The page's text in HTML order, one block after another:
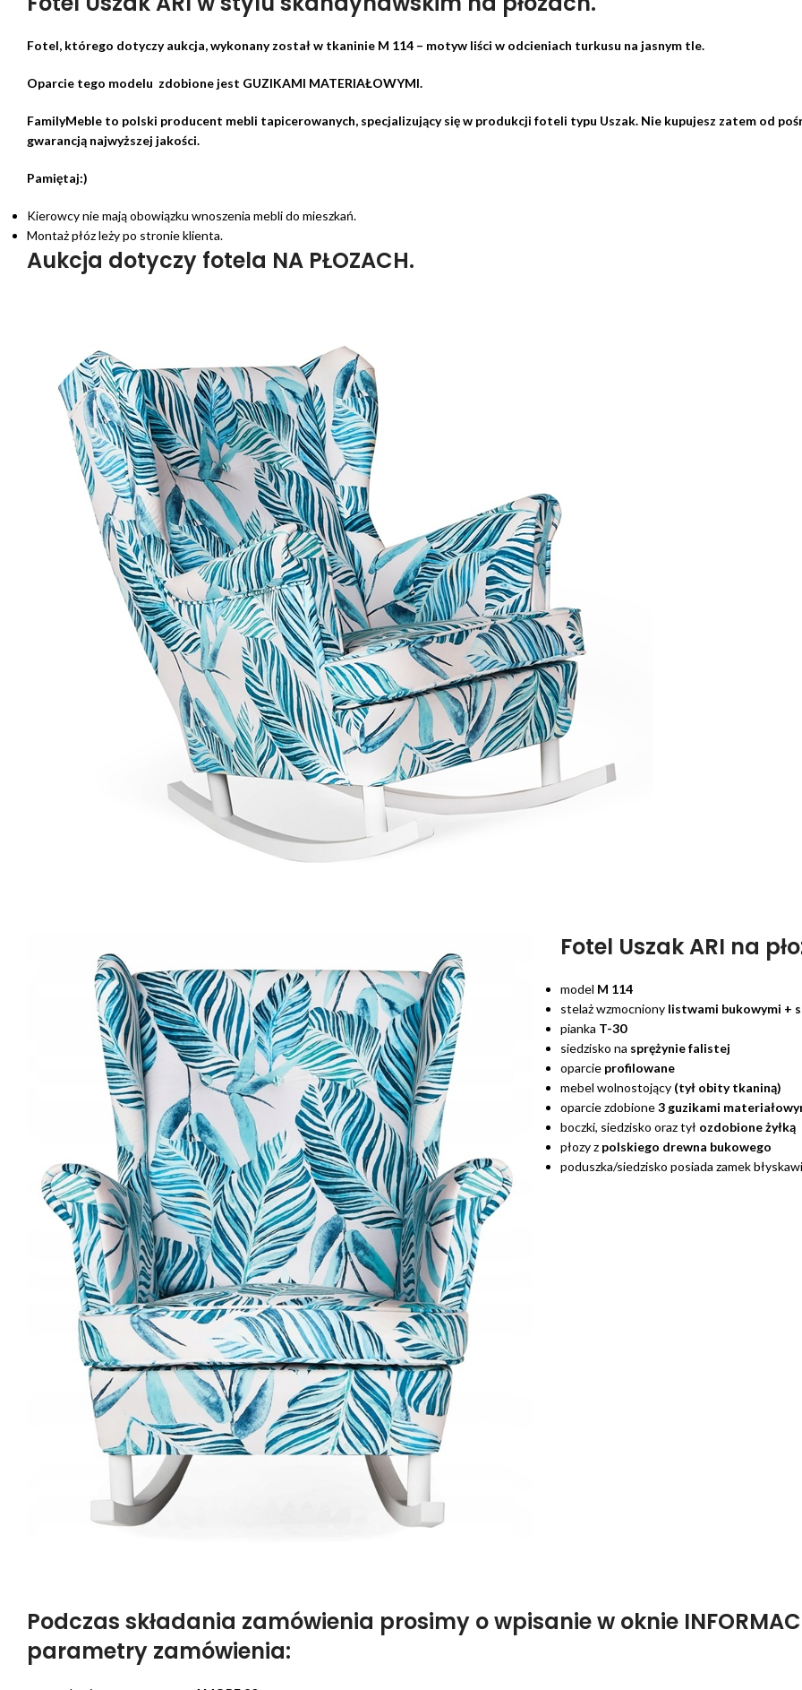
Fotel, którego dotyczy aukcja, wykonany został w tkaninie M 114 – motyw liści w odcieniach turkusu na jasnym tle.
Oparcie tego modelu zdobione jest GUZIKAMI MATERIAŁOWYMI.
FamilyMeble to polski producent mebli tapicerowanych, specjalizujący się w produkcji foteli typu Uszak. Nie kupujesz zatem od
gwarancją najwyższej jakości.
Pamiętaj:)
Kierowcy nie mają obowiązku wnoszenia mebli do mieszkań.
Montaż płóz leży po stronie klienta.
Aukcja dotyczy fotela NA PŁOZACH.
Fotel Uszak ARI na
model M 114
stelaż wzmocniony listwami bukowymi +
pianka T-30
siedzisko na sprężynie falistej
oparcie profilowane
mebel wolnostojący (tył obity tkaniną)
oparcie zdobione3 guzikami
boczki, siedzisko oraz tył ozdobione żyłką
płozy z polskiego drewna bukowego
poduszka/siedzisko posiada zamek
Podczas składania zamówienia prosimy o wpisanie w oknie
parametry zamówienia: